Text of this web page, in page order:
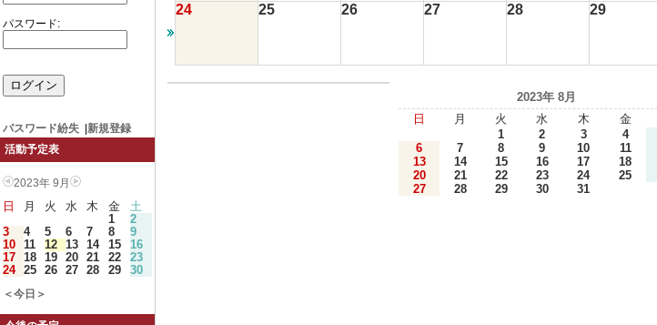
パスワード:
パスワード紛失
新規登録
活動予定表
2023年 9月
日 月 火 水 木 金
土
1
2
3
4 5 6 7 8
9
10 11 12 13 14 15
16
17 18 19 20 21 22
23
24 25 26 27 28 29 30
＜今日＞
24 25 26 27 28 29
2023年 8月
日
月 火 水 木 金
1
2 3 4
6
7 8 9 10 11
13
14 15 16 17 18
20
21 22 23 24 25
27
28 29 30 31